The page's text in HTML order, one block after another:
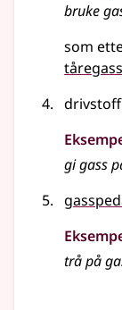
bruke
som
tåregass
gi gass
trå på